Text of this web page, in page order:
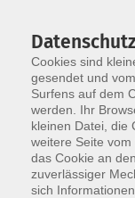
Skip to main content
Der Kurs
Datenschutz
Cookies sind
gesendet und
Surfens auf dem
werden. Ihr
kleinen Datei, die
weitere Seite
das Cookie an
zuverlässiger
sich